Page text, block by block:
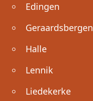
Edingen
Geraardsbergen
Halle
Lennik
Liedekerke